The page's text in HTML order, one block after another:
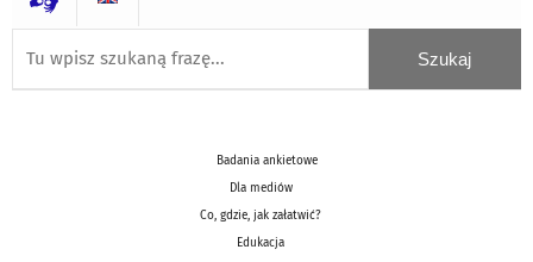
Badania ankietowe
Dla mediów
Co, gdzie, jak załatwić?
Edukacja